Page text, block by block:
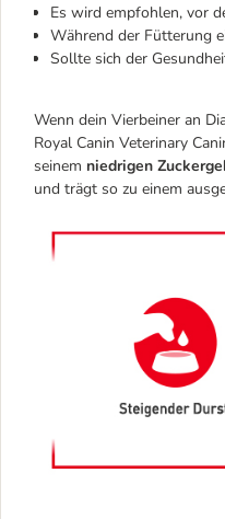
Es wird empfohlen, vor
Während der Fütterung
Sollte sich der
Wenn dein Vierbeiner an
Royal Canin Veterinary
seinem niedrigen
und trägt so zu einem